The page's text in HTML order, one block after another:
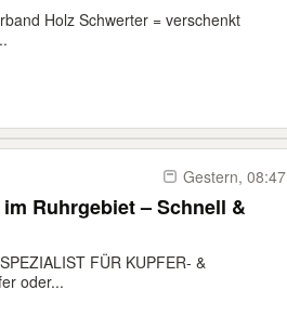
Holz Schwerter = verschenkt
Gestern, 08:47
Ruhrgebiet – Schnell &
FÜR KUPFER- &
oder...